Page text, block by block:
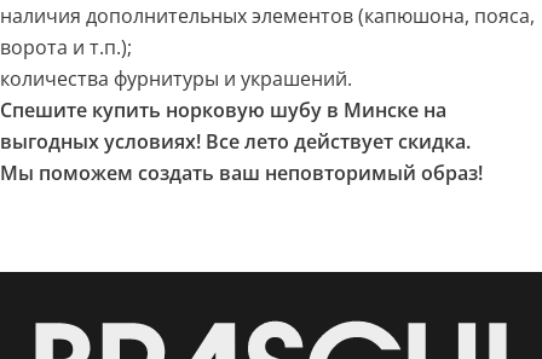
наличия дополнительных элементов (капюшона, пояса,
ворота и т.п.);
количества фурнитуры и украшений.
Спешите купить норковую шубу в Минске на
выгодных условиях! Все лето действует скидка.
Мы поможем создать ваш неповторимый образ!